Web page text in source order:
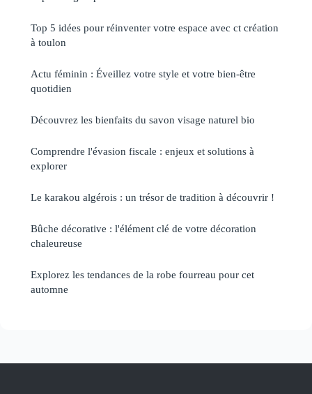
Top 5 idées pour réinventer votre espace avec ct création
à toulon
Actu féminin : Éveillez votre style et votre bien-être
quotidien
Découvrez les bienfaits du savon visage naturel bio
Comprendre l'évasion fiscale : enjeux et solutions à
explorer
Le karakou algérois : un trésor de tradition à découvrir !
Bûche décorative : l'élément clé de votre décoration
chaleureuse
Explorez les tendances de la robe fourreau pour cet
automne